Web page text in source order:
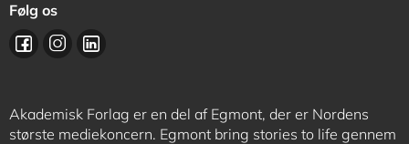
Følg os
Akademisk Forlag er en del af Egmont, der er Nordens
største mediekoncern. Egmont bring stories to life gennem